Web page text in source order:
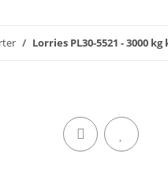
Lorries PL30-5521 - 3000